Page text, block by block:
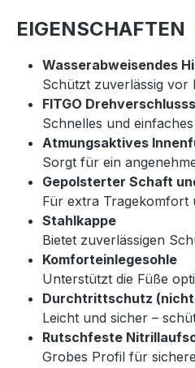
EIGENSCHAFTEN
Wasserabweisendes
Schützt zuverlässig vor
FITGO
Schnelles und
Atmungsaktives
Sorgt für ein
Gepolsterter Schaft
Für extra Tragekomfort
Stahlkappe
Bietet zuverlässigen
Komforteinlegesohle
Unterstützt die Füße
Durchtrittschutz
Leicht und sicher –
Rutschfeste
Grobes Profil für